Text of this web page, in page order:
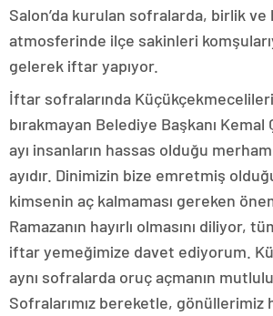
Salon’da kurulan sofralarda, birlik
atmosferinde ilçe sakinleri
gelerek iftar yapıyor.
İftar sofralarında Küçükçekmecelileri
bırakmayan Belediye Başkanı Kemal
ayı insanların hassas olduğu
ayıdır. Dinimizin bize emretmiş
kimsenin aç kalmaması gereken
Ramazanın hayırlı olmasını diliyor,
iftar yemeğimize davet ediyorum.
aynı sofralarda oruç açmanın
Sofralarımız bereketle, gönüllerimiz